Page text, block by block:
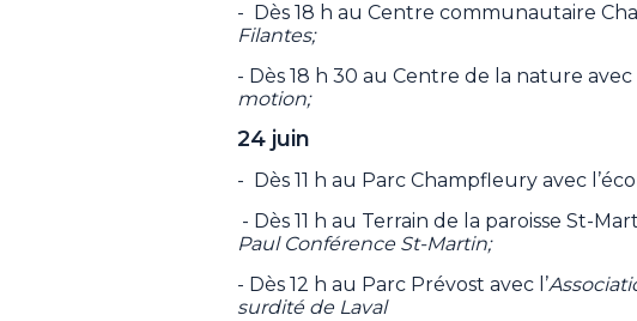
- Dès 18 h au Centre communautaire
Filantes;
- Dès 18 h 30 au Centre de la nature avec
motion;
24 juin
- Dès 11 h au Parc Champfleury avec
- Dès 11 h au Terrain de la paroisse St-
Paul Conférence St-Martin;
- Dès 12 h au Parc Prévost avec l’
surdité de Laval